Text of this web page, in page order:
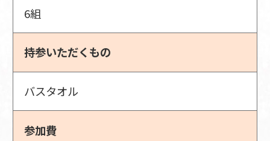
6組
持参いただくもの
バスタオル
参加費